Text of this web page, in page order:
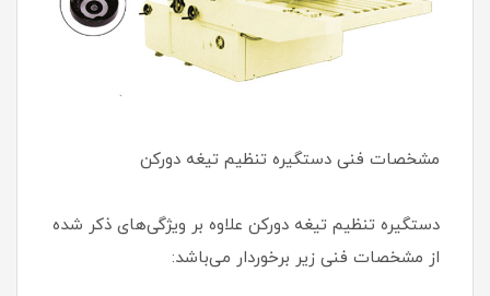
مشخصات فنی دستگیره تنظیم تیغه دورکن
دستگیره تنظیم تیغه دورکن علاوه بر ویژگی‌های ذکر شده
از مشخصات فنی زیر برخوردار می‌باشد: